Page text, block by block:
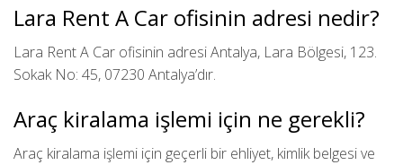
Lara Rent A Car ofisinin adresi nedir?
Lara Rent A Car ofisinin adresi Antalya, Lara Bölgesi, 123.
Sokak No: 45, 07230 Antalya’dır.
Araç kiralama işlemi için ne gerekli?
Araç kiralama işlemi için geçerli bir ehliyet, kimlik belgesi ve